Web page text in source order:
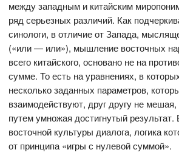
между западным и китайским
ряд серьезных различий. Как
синологи, в отличие от Запада,
(«или — или»), мышление восточных
всего китайского, основано не на
сумме. То есть на уравнениях, в
несколько заданных параметров,
взаимодействуют, друг другу не мешая,
путем умножая достигнутый
восточной культуры диалога, логика
от принципа «игры с нулевой суммой».